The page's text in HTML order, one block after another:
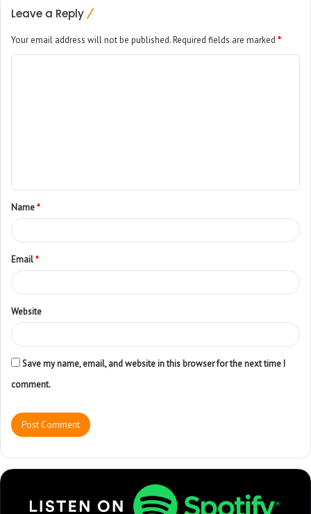
Leave a Reply
Your email address will not be published.Required fields are marked *
Name*
Email*
Website
Save my name, email, and website in this browser for the next time I
comment.